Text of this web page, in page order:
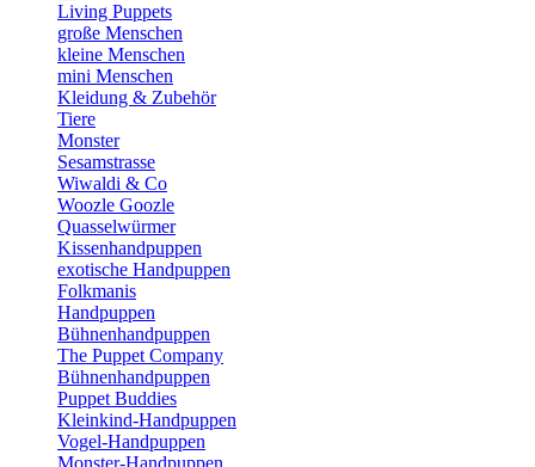
Living Puppets
große Menschen
kleine Menschen
mini Menschen
Kleidung & Zubehör
Tiere
Monster
Sesamstrasse
Wiwaldi & Co
Woozle Goozle
Quasselwürmer
Kissenhandpuppen
exotische Handpuppen
Folkmanis
Handpuppen
Bühnenhandpuppen
The Puppet Company
Bühnenhandpuppen
Puppet Buddies
Kleinkind-Handpuppen
Vogel-Handpuppen
Monster-Handpuppen